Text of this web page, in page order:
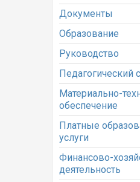
Документы
Образование
Руководство
Педагогический
Материально-
обеспечение
Платные
услуги
Финансово-
деятельность